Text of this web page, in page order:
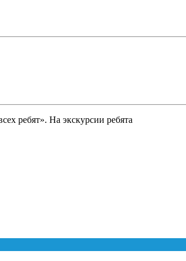
ребят». На экскурсии ребята